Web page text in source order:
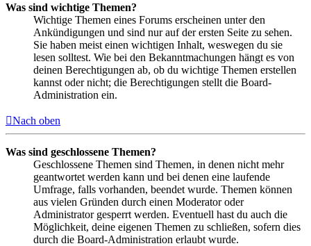
Was sind wichtige Themen?
Wichtige Themen eines Forums erscheinen unter den
Ankündigungen und sind nur auf der ersten Seite zu sehen.
Sie haben meist einen wichtigen Inhalt, weswegen du sie
lesen solltest. Wie bei den Bekanntmachungen hängt es von
deinen Berechtigungen ab, ob du wichtige Themen erstellen
kannst oder nicht; die Berechtigungen stellt die Board-
Administration ein.
Nach oben
Was sind geschlossene Themen?
Geschlossene Themen sind Themen, in denen nicht mehr
geantwortet werden kann und bei denen eine laufende
Umfrage, falls vorhanden, beendet wurde. Themen können
aus vielen Gründen durch einen Moderator oder
Administrator gesperrt werden. Eventuell hast du auch die
Möglichkeit, deine eigenen Themen zu schließen, sofern dies
durch die Board-Administration erlaubt wurde.